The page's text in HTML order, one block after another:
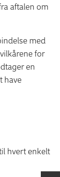
aftalen om
med
for
en
have
hvert enkelt